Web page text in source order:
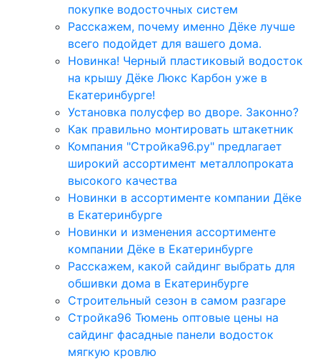
покупке водосточных систем
Расскажем, почему именно Дёке лучше
всего подойдет для вашего дома.
Новинка! Черный пластиковый водосток
на крышу Дёке Люкс Карбон уже в
Екатеринбурге!
Установка полусфер во дворе. Законно?
Как правильно монтировать штакетник
Компания "Стройка96.ру" предлагает
широкий ассортимент металлопроката
высокого качества
Новинки в ассортименте компании Дёке
в Екатеринбурге
Новинки и изменения ассортименте
компании Дёке в Екатеринбурге
Расскажем, какой сайдинг выбрать для
обшивки дома в Екатеринбурге
Строительный сезон в самом разгаре
Стройка96 Тюмень оптовые цены на
сайдинг фасадные панели водосток
мягкую кровлю